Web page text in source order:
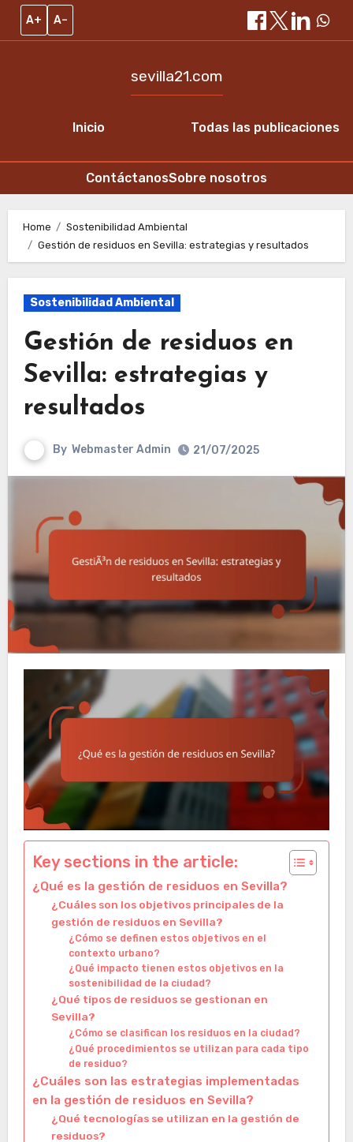
A+ A–
Inicio
sevilla21.com
Todas las publicaciones
ContáctanosSobre nosotros
content
Home
Sostenibilidad Ambiental
Gestión de residuos en Sevilla: estrategias y resultados
Sostenibilidad Ambiental
Gestión de residuos en
Sevilla: estrategias y
resultados
By Webmaster Admin 21/07/2025
Key sections in the article:
¿Qué es la gestión de residuos en Sevilla?
¿Cuáles son los objetivos principales de la
gestión de residuos en Sevilla?
¿Cómo se definen estos objetivos en el
contexto urbano?
¿Qué impacto tienen estos objetivos en la
sostenibilidad de la ciudad?
¿Qué tipos de residuos se gestionan en
Sevilla?
¿Cómo se clasifican los residuos en la ciudad?
¿Qué procedimientos se utilizan para cada tipo
de residuo?
¿Cuáles son las estrategias implementadas
en la gestión de residuos en Sevilla?
¿Qué tecnologías se utilizan en la gestión de
residuos?